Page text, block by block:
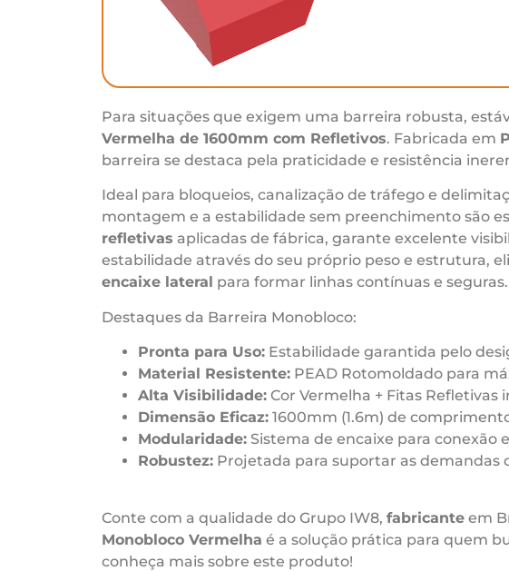
Para situações que exigem uma barreira robusta,
Vermelha de 1600mm com Refletivos. Fabricada em
barreira se destaca pela praticidade e resistência
Ideal para bloqueios, canalização de tráfego e
montagem e a estabilidade sem preenchimento são
refletivas aplicadas de fábrica, garante excelente
estabilidade através do seu próprio peso e estrutura,
encaixe lateral para formar linhas contínuas e seguras.
Destaques da Barreira Monobloco:
Pronta para Uso: Estabilidade garantida pelo
Material Resistente: PEAD Rotomoldado para
Alta Visibilidade: Cor Vermelha + Fitas Refletivas
Dimensão Eficaz: 1600mm (1.6m) de
Modularidade: Sistema de encaixe para conexão
Robustez: Projetada para suportar as demandas
Conte com a qualidade do Grupo IW8, fabricante em
Monobloco Vermelha é a solução prática para quem
conheça mais sobre este produto!